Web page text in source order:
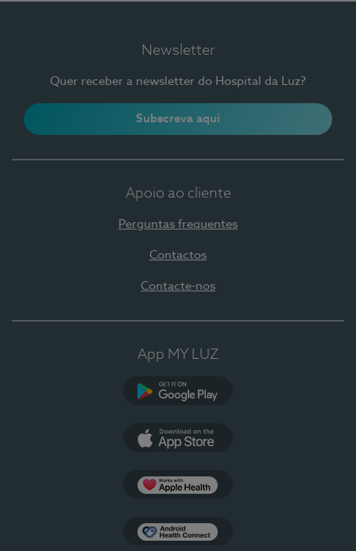
Newsletter
Quer receber a newsletter do Hospital da Luz?
Subscreva aqui
Apoio ao cliente
Perguntas frequentes
Contactos
Contacte-nos
App MY LUZ